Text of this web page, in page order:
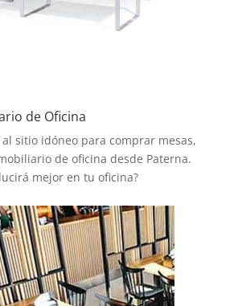
de Oficina
sitio idóneo para comprar mesas,
de oficina desde Paterna.
mejor en tu oficina?